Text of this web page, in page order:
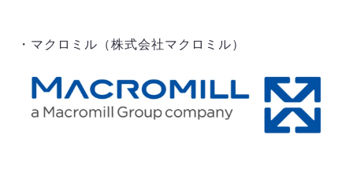
・マクロミル（株式会社マクロミル）